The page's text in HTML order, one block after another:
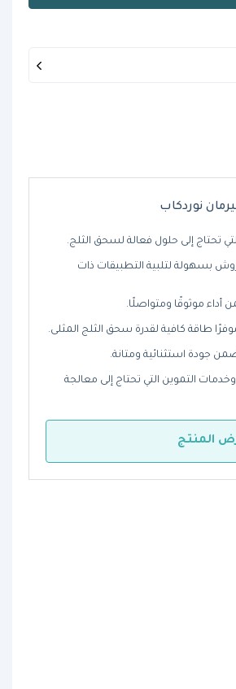
نوردكاب
تحتاج إلى حلول فعالة لسحق الثلج.
بسهولة لتلبية التطبيقات ذات
أداء موثوقًا ومتواصلًا.
جودة استثنائية ومتانة.
التموين التي تحتاج إلى معالجة
المنتج